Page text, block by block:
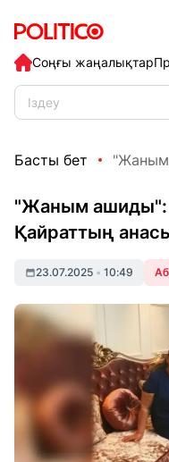
Соңғы жаңалықтар
Басты бет "Жаным
"Жаным ашиды":
Қайраттың
23.07.2025 • 10:49